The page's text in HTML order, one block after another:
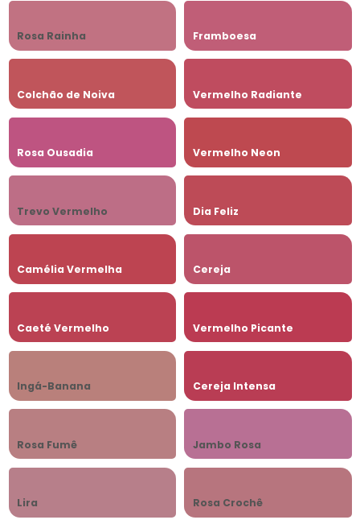
Rosa Rainha Framboesa
Colchão de Noiva Vermelho Radiante
Rosa Ousadia Vermelho Neon
Trevo Vermelho Dia Feliz
Camélia Vermelha Cereja
Caeté Vermelho Vermelho Picante
Ingá-Banana Cereja Intensa
Rosa Fumê Jambo Rosa
Lira Rosa Crochê